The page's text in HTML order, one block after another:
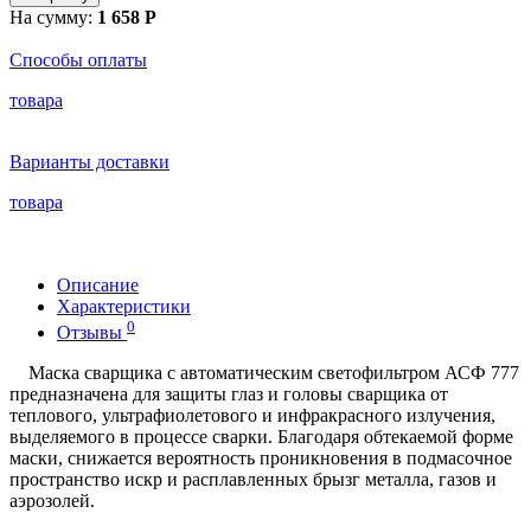
На сумму: 1 658 Р
Способы оплаты
товара
Варианты доставки
товара
Описание
Характеристики
Отзывы 0
Маска сварщика с автоматическим светофильтром АСФ 777
предназначена для защиты глаз и головы сварщика от
теплового, ультрафиолетового и инфракрасного излучения,
выделяемого в процессе сварки. Благодаря обтекаемой форме
маски, снижается вероятность проникновения в подмасочное
пространство искр и расплавленных брызг металла, газов и
аэрозолей.